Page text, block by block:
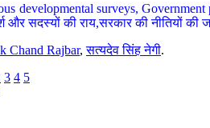
developmental surveys,
और सदस्यों की राय,सरकार की नीतियों
Chand Rajbar,सत्यदेव सिंह नेगी.
3 4 5